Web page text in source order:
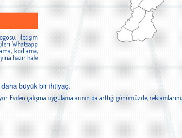
iletişim
Whatsapp
kodlama,
hazır hale
büyük bir ihtiyaç.
çalışma uygulamalarının da arttığı günümüzde,